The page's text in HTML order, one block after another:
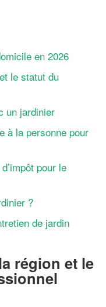
en 2026
le statut du
un jardinier
à la personne pour
pour le
?
de jardin
région et le